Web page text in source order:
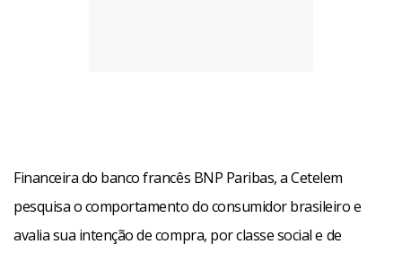
Financeira do banco francês BNP Paribas, a Cetelem
pesquisa o comportamento do consumidor brasileiro e
avalia sua intenção de compra, por classe social e de